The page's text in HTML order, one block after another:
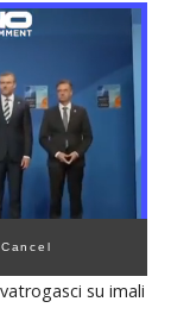
Cancel
su imali